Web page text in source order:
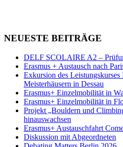
NEUESTE BEITRÄGE
DELF SCOLAIRE A2 –
Erasmus + Austausch nach
Exkursion des
Meisterhäusern in Dessau
Erasmus+ Einzelmobilität in
Erasmus+ Einzelmobilität in
Projekt „Bouldern und
hinauswachsen
Erasmus+ Austauschfahrt
Diskussion mit Abgeordneten